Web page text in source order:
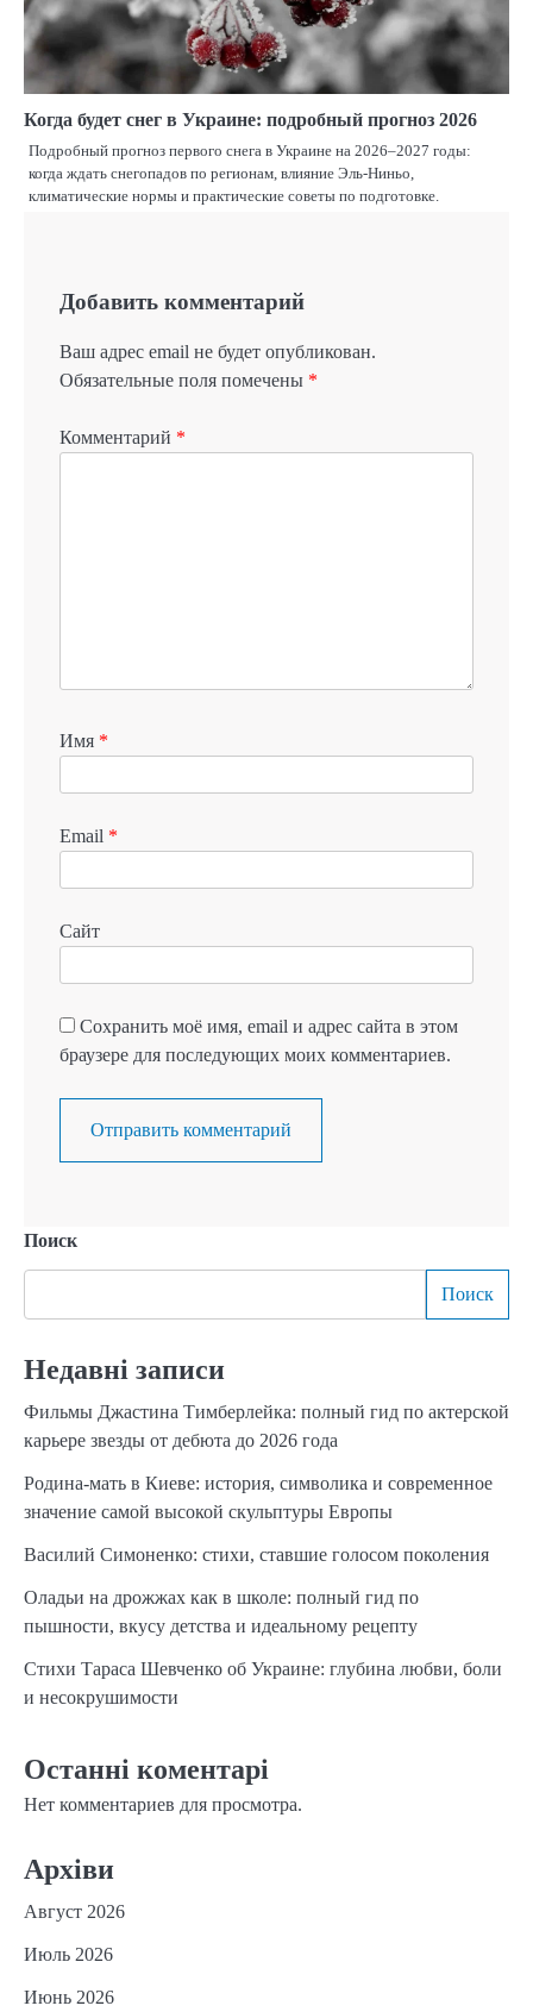
Когда будет снег в Украине: подробный прогноз 2026
Подробный прогноз первого снега в Украине на 2026–2027 годы:
когда ждать снегопадов по регионам, влияние Эль-Ниньо,
климатические нормы и практические советы по подготовке.
Добавить комментарий
Ваш адрес email не будет опубликован.
Обязательные поля помечены *
Комментарий *
Имя *
Email *
Сайт
Сохранить моё имя, email и адрес сайта в этом
браузере для последующих моих комментариев.
Поиск
Поиск
Недавні записи
Фильмы Джастина Тимберлейка: полный гид по актерской
карьере звезды от дебюта до 2026 года
Родина-мать в Киеве: история, символика и современное
значение самой высокой скульптуры Европы
Василий Симоненко: стихи, ставшие голосом поколения
Оладьи на дрожжах как в школе: полный гид по
пышности, вкусу детства и идеальному рецепту
Стихи Тараса Шевченко об Украине: глубина любви, боли
и несокрушимости
Останні коментарі
Нет комментариев для просмотра.
Архіви
Август 2026
Июль 2026
Июнь 2026